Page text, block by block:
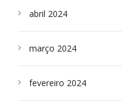
abril 2024
março 2024
fevereiro 2024